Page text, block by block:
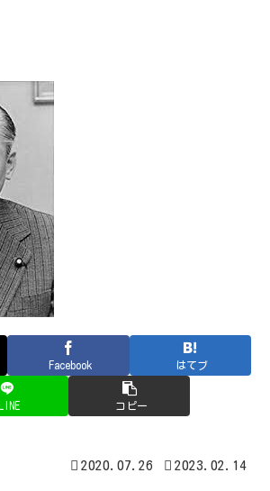
Facebook はてブ
LINE コピー
2020.07.26 2023.02.14